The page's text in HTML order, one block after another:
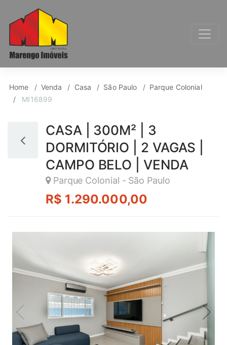
Casa para Venda,
Home Venda Casa São Paulo
Parque Colonial
MI16899
CASA | 300M² | 3
DORMITÓRIO | 2 VAGAS |
CAMPO BELO | VENDA
Parque Colonial - São Paulo
R$ 1.290.000,00